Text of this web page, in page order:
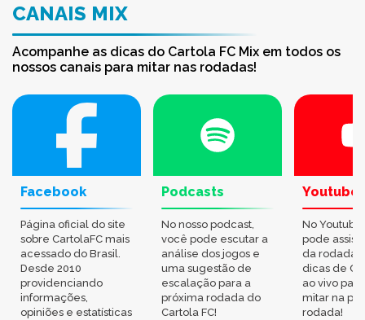
CANAIS MIX
Acompanhe as dicas do Cartola FC Mix em todos os
nossos canais para mitar nas rodadas!
Facebook
Página oficial do site
sobre CartolaFC mais
acessado do Brasil.
Desde 2010
providenciando
informações,
opiniões e estatísticas
Podcasts
No nosso podcast,
você pode escutar a
análise dos jogos e
uma sugestão de
escalação para a
próxima rodada do
Cartola FC!
Youtube
No
pode
da rodada,
dicas de
ao vivo
mitar na
rodada!